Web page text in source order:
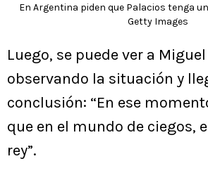
En Argentina piden que Palacios tenga
Getty Images
Luego, se puede ver a
observando la situación y
conclusión: “En ese
que en el mundo de ciegos,
rey”.